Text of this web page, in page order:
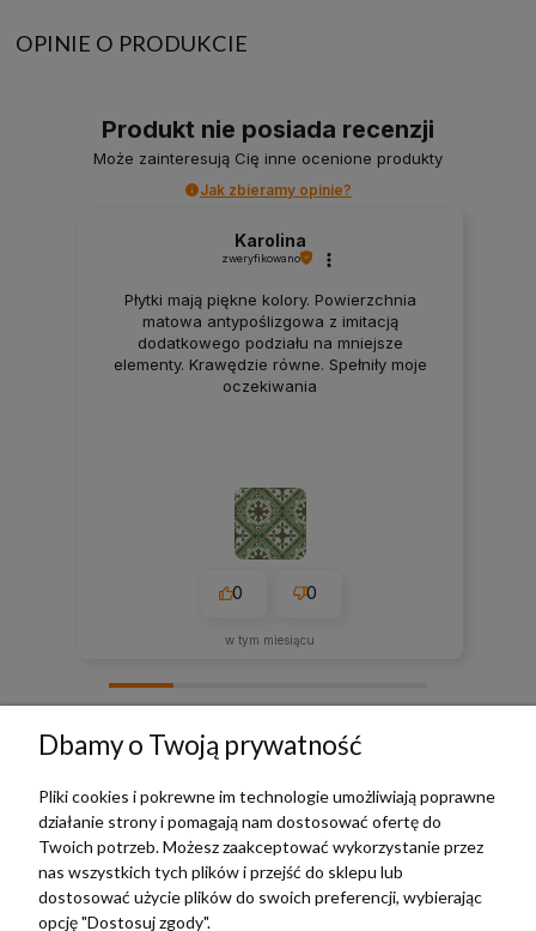
OPINIE O PRODUKCIE
Produkt nie posiada recenzji
Może zainteresują Cię inne ocenione produkty
Jak zbieramy opinie?
Karolina
zweryfikowano
Płytki mają piękne kolory. Powierzchnia
matowa antypoślizgowa z imitacją
dodatkowego podziału na mniejsze
elementy. Krawędzie równe. Spełniły moje
oczekiwania
0 0
w tym miesiącu
TERRADECO
BAZA WIEDZY
Dbamy o Twoją prywatność
Pliki cookies i pokrewne im technologie umożliwiają poprawne
działanie strony i pomagają nam dostosować ofertę do
Twoich potrzeb. Możesz zaakceptować wykorzystanie przez
nas wszystkich tych plików i przejść do sklepu lub
dostosować użycie plików do swoich preferencji, wybierając
opcję "Dostosuj zgody".